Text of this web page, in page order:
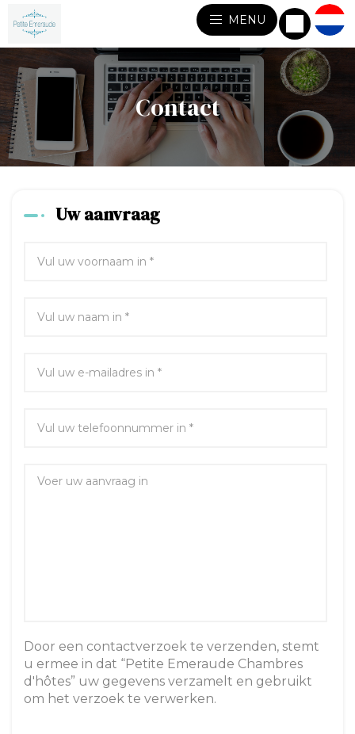
MENU
Contact
Uw aanvraag
Door een contactverzoek te verzenden, stemt
u ermee in dat “Petite Emeraude Chambres
d'hôtes” uw gegevens verzamelt en gebruikt
om het verzoek te verwerken.